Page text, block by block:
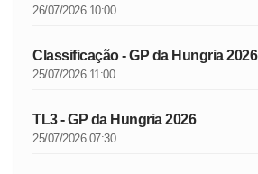
26/07/2026 10:00
Classificação - GP da Hungria 2026
25/07/2026 11:00
TL3 - GP da Hungria 2026
25/07/2026 07:30